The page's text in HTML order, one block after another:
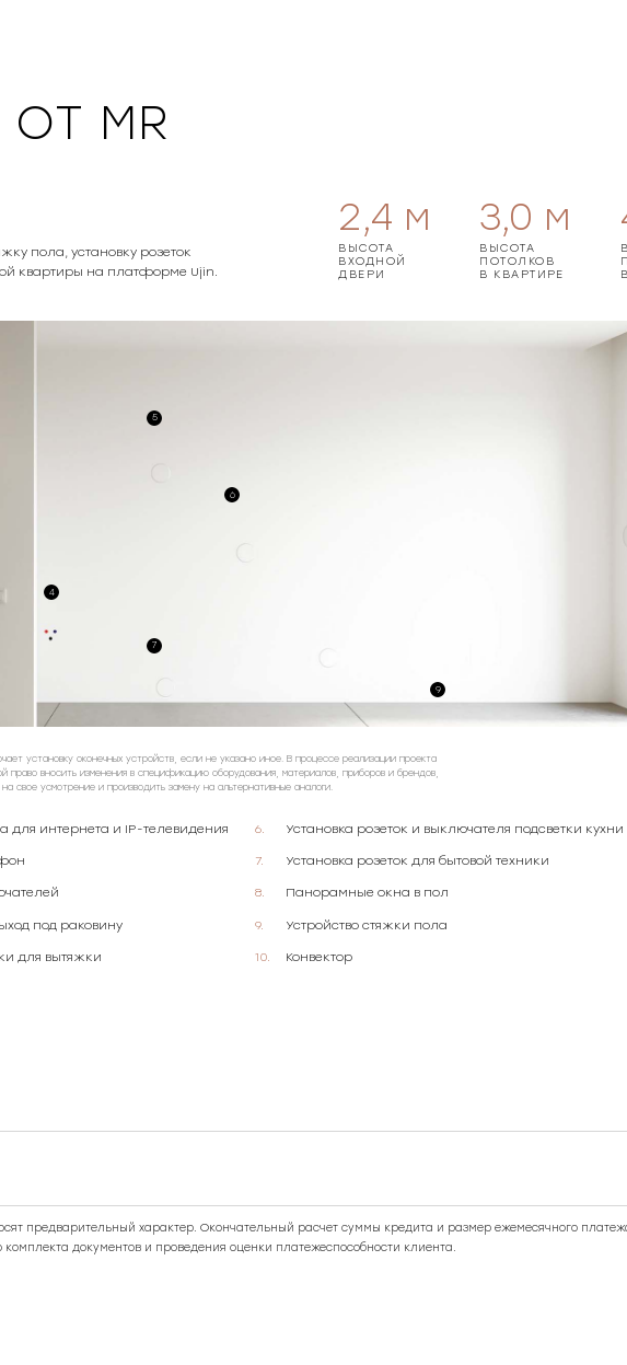
MR
пола, установку розеток
квартиры на платформе Ujin.
2,4 м
ВЫСОТА
ВХОДНОЙ
ДВЕРИ
3,0 м
ВЫСОТА
ПОТОЛКОВ
В КВАРТИРЕ
4
5
6
7
9
установку оконечных устройств, если не указано иное. В процессе реализации проекта
право вносить изменения в спецификацию оборудования, материалов, приборов и брендов,
свое усмотрение и производить замену на альтернативные аналоги.
для интернета и IP-телевидения
под раковину
для вытяжки
Установка розеток и выключателя подсветки кухни
Установка розеток для бытовой техники
Панорамные окна в пол
Устройство стяжки пола
Конвектор
предварительный характер. Окончательный расчет суммы кредита и размер ежемесячного
комплекта документов и проведения оценки платежеспособности клиента.